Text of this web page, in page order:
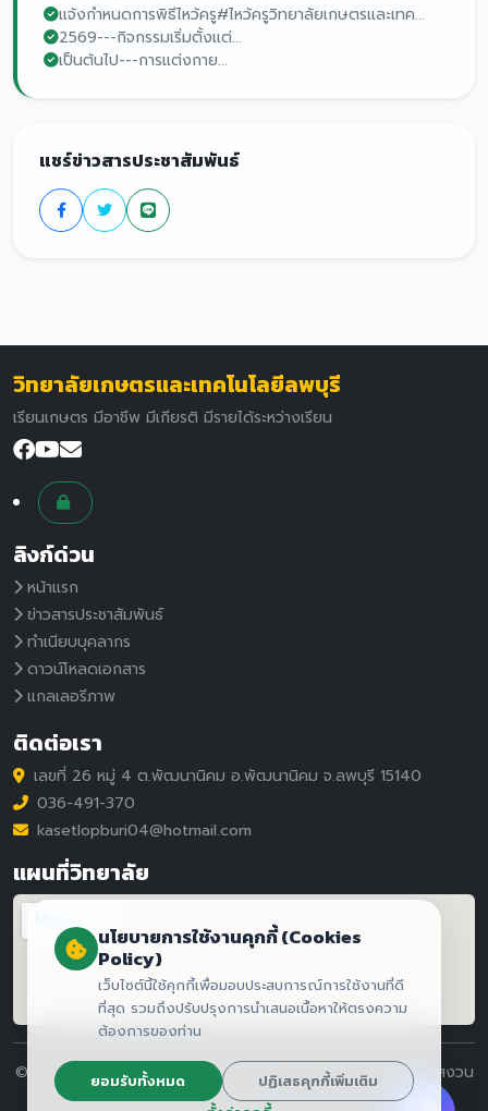
แจ้งกำหนดการพิธีไหว้ครู#ไหว้ครูวิทยาลัยเกษตรและเทค...
2569---กิจกรรมเริ่มตั้งแต่...
เป็นต้นไป---การแต่งกาย...
แชร์ข่าวสารประชาสัมพันธ์
วิทยาลัยเกษตรและเทคโนโลยีลพบุรี
เรียนเกษตร มีอาชีพ มีเกียรติ มีรายได้ระหว่างเรียน
ลิงก์ด่วน
หน้าแรก
ข่าวสารประชาสัมพันธ์
ทำเนียบบุคลากร
ดาวน์โหลดเอกสาร
แกลเลอรีภาพ
ติดต่อเรา
เลขที่ 26 หมู่ 4 ต.พัฒนานิคม อ.พัฒนานิคม จ.ลพบุรี 15140
036-491-370
kasetlopburi04@hotmail.com
แผนที่วิทยาลัย
© 2026 Lopburi College of Agriculture and Technology. สงวน
ลิขสิทธิ์.
นโยบายการใช้งานคุกกี้ (Cookies
Policy)
เว็บไซต์นี้ใช้คุกกี้เพื่อมอบประสบการณ์การใช้งานที่ดี
ที่สุด รวมถึงปรับปรุงการนำเสนอเนื้อหาให้ตรงความ
ต้องการของท่าน
ยอมรับทั้งหมด
ปฏิเสธคุกกี้เพิ่มเติม